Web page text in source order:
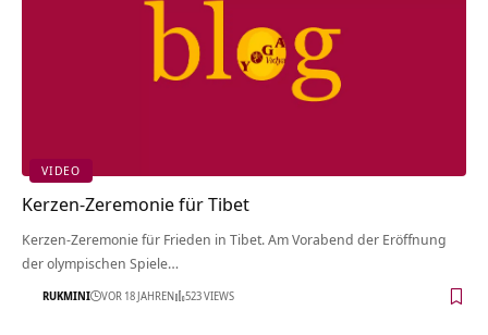
VIDEO
Kerzen-Zeremonie für Tibet
Kerzen-Zeremonie für Frieden in Tibet. Am Vorabend der Eröffnung
der olympischen Spiele…
RUKMINI VOR 18 JAHREN 523 VIEWS